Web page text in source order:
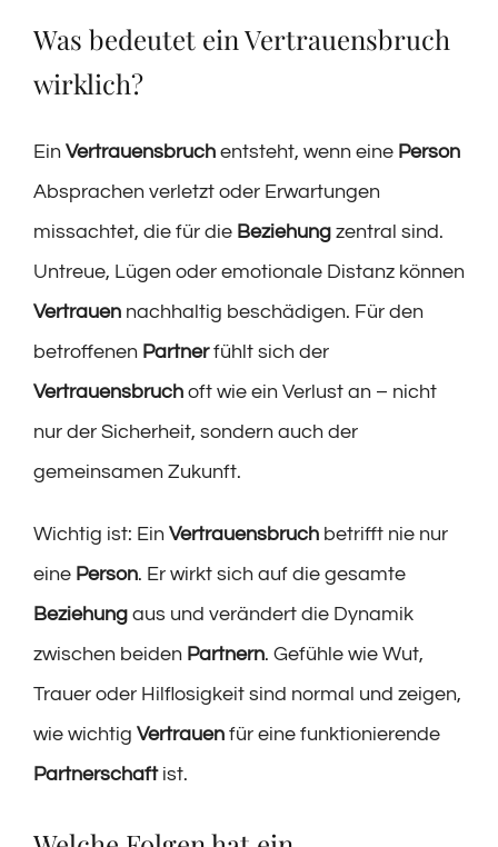
Was bedeutet ein Vertrauensbruch
wirklich?
Ein Vertrauensbruch entsteht, wenn eine Person
Absprachen verletzt oder Erwartungen
missachtet, die für die Beziehung zentral sind.
Untreue, Lügen oder emotionale Distanz können
Vertrauen nachhaltig beschädigen. Für den
betroffenen Partnerfühlt sich der
Vertrauensbruch oft wie ein Verlust an – nicht
nur der Sicherheit, sondern auch der
gemeinsamen Zukunft.
Wichtig ist: Ein Vertrauensbruch betrifft nie nur
eine Person. Er wirkt sich auf die gesamte
Beziehung aus und verändert die Dynamik
zwischen beiden Partnern. Gefühle wie Wut,
Trauer oder Hilflosigkeit sind normal und zeigen,
wie wichtig Vertrauen für eine funktionierende
Partnerschaftist.